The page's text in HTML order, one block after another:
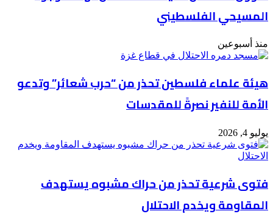
المسيحي الفلسطيني
منذ أسبوعين
هيئة علماء فلسطين تحذر من “حرب شعائر” وتدعو
الأمة للنفير نصرةً للمقدسات
يوليو 4, 2026
فتوى شرعية تحذر من حراك مشبوه يستهدف
المقاومة ويخدم الاحتلال